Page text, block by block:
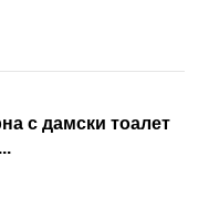
с дамски тоалет